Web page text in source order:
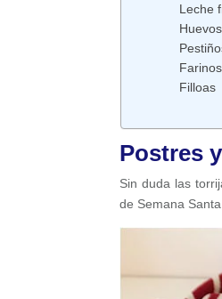
Leche
Filloas
Postres
Sin duda las
de Semana